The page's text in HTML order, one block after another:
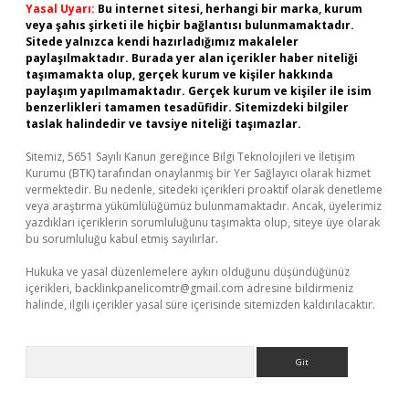
Yasal Uyarı: Bu internet sitesi, herhangi bir marka, kurum
veya şahıs şirketi ile hiçbir bağlantısı bulunmamaktadır.
Sitede yalnızca kendi hazırladığımız makaleler
paylaşılmaktadır. Burada yer alan içerikler haber niteliği
taşımamakta olup, gerçek kurum ve kişiler hakkında
paylaşım yapılmamaktadır. Gerçek kurum ve kişiler ile isim
benzerlikleri tamamen tesadüfidir. Sitemizdeki bilgiler
taslak halindedir ve tavsiye niteliği taşımazlar.
Sitemiz, 5651 Sayılı Kanun gereğince Bilgi Teknolojileri ve İletişim
Kurumu (BTK) tarafından onaylanmış bir Yer Sağlayıcı olarak hizmet
vermektedir. Bu nedenle, sitedeki içerikleri proaktif olarak denetleme
veya araştırma yükümlülüğümüz bulunmamaktadır. Ancak, üyelerimiz
yazdıkları içeriklerin sorumluluğunu taşımakta olup, siteye üye olarak
bu sorumluluğu kabul etmiş sayılırlar.
Hukuka ve yasal düzenlemelere aykırı olduğunu düşündüğünüz
içerikleri, backlinkpanelicomtr@gmail.com adresine bildirmeniz
halinde, ilgili içerikler yasal süre içerisinde sitemizden kaldırılacaktır.